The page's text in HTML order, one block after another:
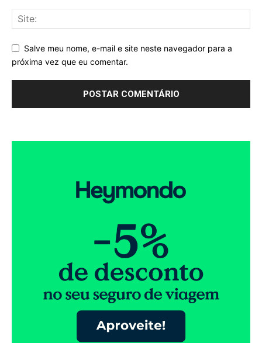
Salve meu nome, e-mail e site neste navegador para a
próxima vez que eu comentar.